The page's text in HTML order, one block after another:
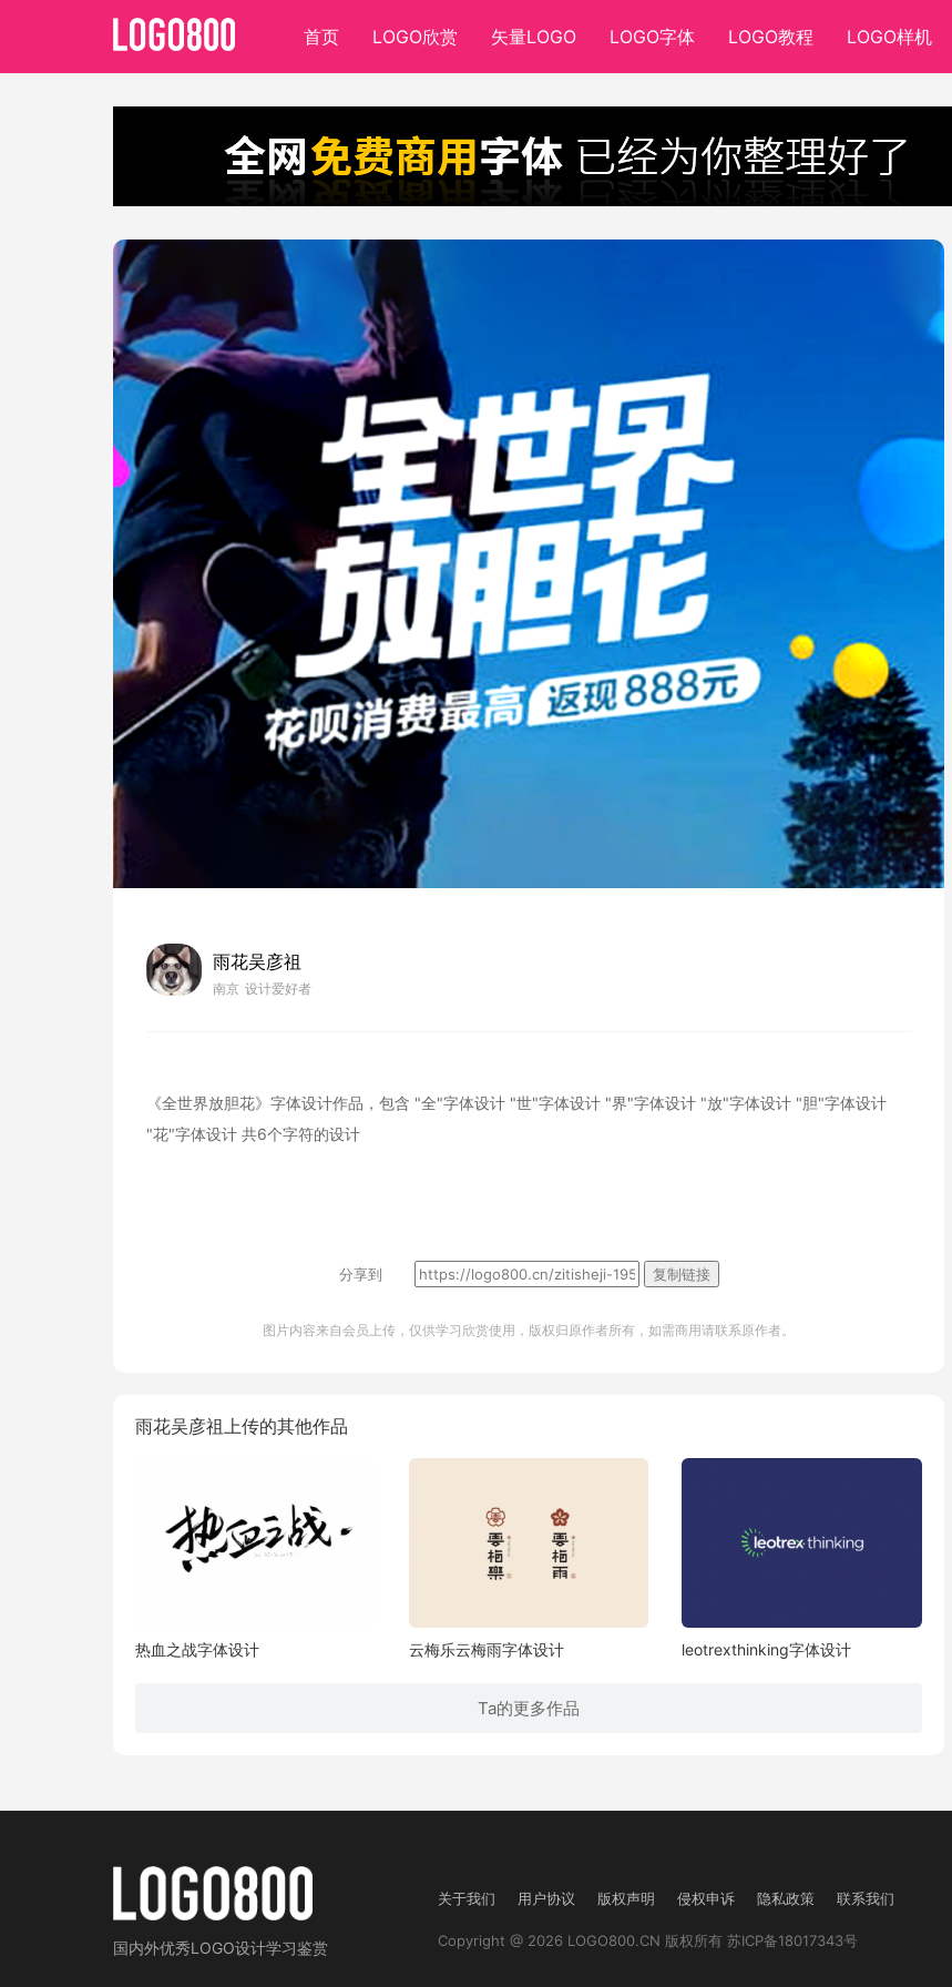
首页 LOGO欣赏 矢量LOGO LOGO字体 LOGO教程 LOGO样机
雨花吴彦祖
南京 设计爱好者
《全世界放胆花》字体设计作品，包含 "全"字体设计 "世"字体设计 "界"字体设计 "放"字体设计 "胆"字体设计
"花"字体设计 共6个字符的设计
分享到 复制链接
图片内容来自会员上传，仅供学习欣赏使用，版权归原作者所有，如需商用请联系原作者。
雨花吴彦祖上传的其他作品
热血之战字体设计 云梅乐云梅雨字体设计 leotrexthinking字体设计
Ta的更多作品
国内外优秀LOGO设计学习鉴赏
关于我们 用户协议 版权声明 侵权申诉 隐私政策 联系我们
Copyright @ 2026 LOGO800.CN 版权所有 苏ICP备18017343号